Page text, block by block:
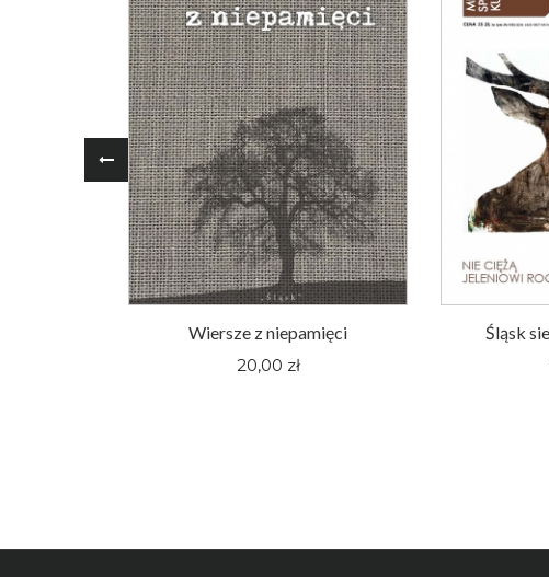
Wiersze z niepamięci
20,00 zł
Śląsk